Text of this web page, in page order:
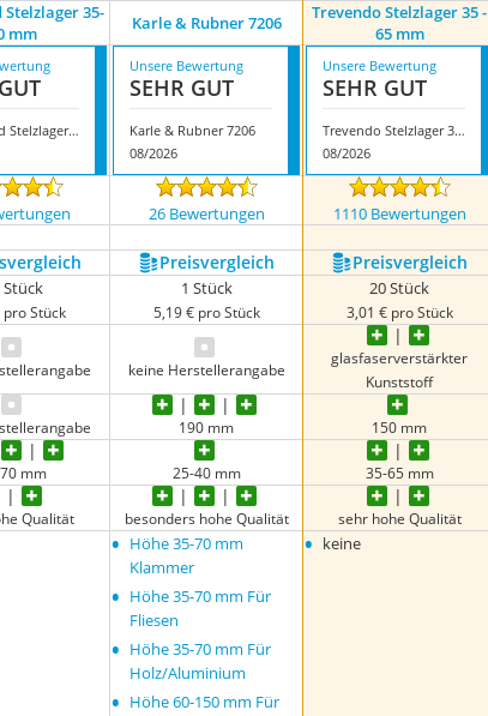
Stelzlager 35-
mm
Karle & Rubner 7206
Trevendo Stelzlager 35 -
65 mm
DeToWood Stelzlager 35-70 mm
Unsere Bewertung
SEHR GUT
Karle & Rubner 7206
08/2026
Unsere Bewertung
SEHR GUT
Trevendo Stelzlager 35 - 65 mm
08/2026
26 Bewertungen 1110 Bewertungen
Preis­vergleich Preis­vergleich
Stück
pro Stück
1 Stück
5,19 € pro Stück
20 Stück
3,01 € pro Stück
keine Herstellerangabe
glasfaserverstärkter
Kunststoff
190 mm 150 mm
mm 25-40 mm 35-65 mm
Qualität besonders hohe Qualität sehr hohe Qualität
• Höhe 35-70 mm
Klammer
• Höhe 35-70 mm Für
Fliesen
• Höhe 35-70 mm Für
Holz/Aluminium
• Höhe 60-150 mm Für
• keine